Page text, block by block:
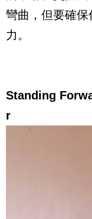
彎曲，但要確
力。
Standing
r